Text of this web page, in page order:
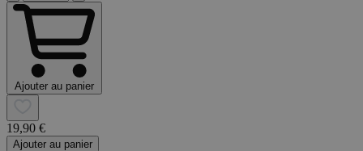
Ajouter au panier
19,90 €
Ajouter au panier